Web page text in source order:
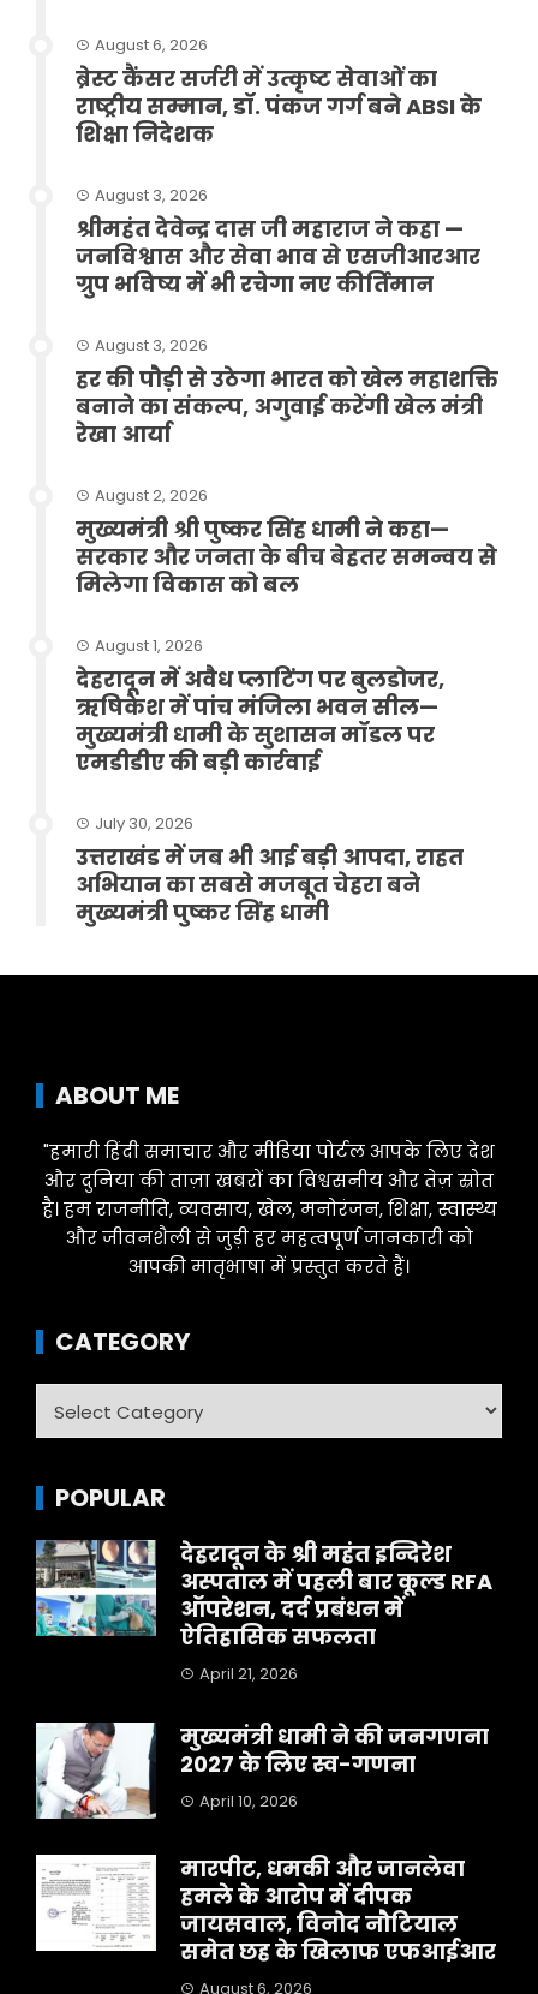
August 6, 2026
ब्रेस्ट कैंसर सर्जरी में उत्कृष्ट सेवाओं का
राष्ट्रीय सम्मान, डॉ. पंकज गर्ग बने ABSI के
शिक्षा निदेशक
August 3, 2026
श्रीमहंत देवेन्द्र दास जी महाराज ने कहा —
जनविश्वास और सेवा भाव से एसजीआरआर
ग्रुप भविष्य में भी रचेगा नए कीर्तिमान
August 3, 2026
हर की पौड़ी से उठेगा भारत को खेल महाशक्ति
बनाने का संकल्प, अगुवाई करेंगी खेल मंत्री
रेखा आर्या
August 2, 2026
मुख्यमंत्री श्री पुष्कर सिंह धामी ने कहा—
सरकार और जनता के बीच बेहतर समन्वय से
मिलेगा विकास को बल
August 1, 2026
देहरादून में अवैध प्लाटिंग पर बुलडोजर,
ऋषिकेश में पांच मंजिला भवन सील—
मुख्यमंत्री धामी के सुशासन मॉडल पर
एमडीडीए की बड़ी कार्रवाई
July 30, 2026
उत्तराखंड में जब भी आई बड़ी आपदा, राहत
अभियान का सबसे मजबूत चेहरा बने
मुख्यमंत्री पुष्कर सिंह धामी
ABOUT ME
"हमारी हिंदी समाचार और मीडिया पोर्टल आपके लिए देश
और दुनिया की ताज़ा खबरों का विश्वसनीय और तेज़ स्रोत
है। हम राजनीति, व्यवसाय, खेल, मनोरंजन, शिक्षा, स्वास्थ्य
और जीवनशैली से जुड़ी हर महत्वपूर्ण जानकारी को
आपकी मातृभाषा में प्रस्तुत करते हैं।
CATEGORY
POPULAR
देहरादून के श्री महंत इन्दिरेश
अस्पताल में पहली बार कूल्ड RFA
ऑपरेशन, दर्द प्रबंधन में
ऐतिहासिक सफलता
April 21, 2026
मुख्यमंत्री धामी ने की जनगणना
2027 के लिए स्व-गणना
April 10, 2026
मारपीट, धमकी और जानलेवा
हमले के आरोप में दीपक
जायसवाल, विनोद नौटियाल
समेत छह के खिलाफ एफआईआर
August 6, 2026